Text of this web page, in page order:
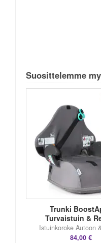
Suosittelemme
Trunki
Turvaistuin &
Istuinkoroke Autoon
84,00 €